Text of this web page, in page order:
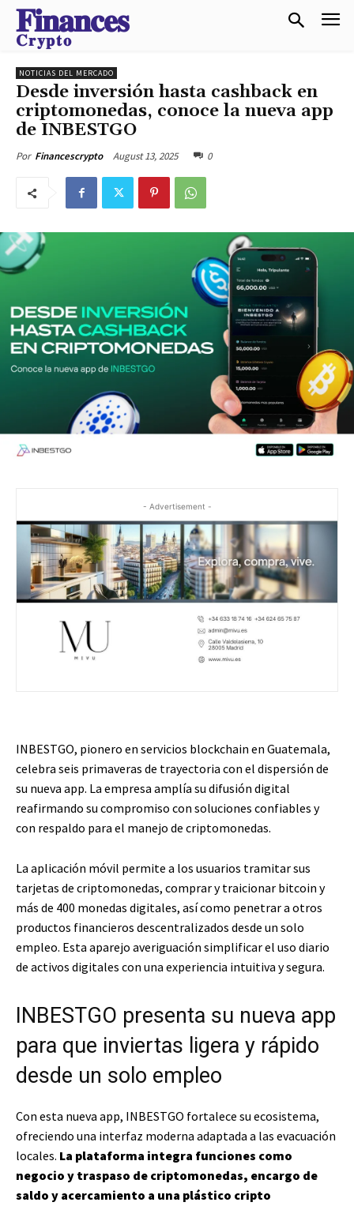
𝐅𝐢𝐧𝐚𝐧𝐜𝐞𝐬
𝐂𝐫𝐲𝐩𝐭𝐨
NOTICIAS DEL MERCADO
Desde inversión hasta cashback en
criptomonedas, conoce la nueva app
de INBESTGO
Por Financescrypto August 13, 2025 0
- Advertisement -
INBESTGO, pionero en servicios blockchain en Guatemala,
celebra seis primaveras de trayectoria con el dispersión de
su nueva app. La empresa amplía su difusión digital
reafirmando su compromiso con soluciones confiables y
con respaldo para el manejo de criptomonedas.
La aplicación móvil permite a los usuarios tramitar sus
tarjetas de criptomonedas, comprar y traicionar bitcoin y
más de 400 monedas digitales, así como penetrar a otros
productos financieros descentralizados desde un solo
empleo. Esta aparejo averiguación simplificar el uso diario
de activos digitales con una experiencia intuitiva y segura.
INBESTGO presenta su nueva app
para que inviertas ligera y rápido
desde un solo empleo
Con esta nueva app, INBESTGO fortalece su ecosistema,
ofreciendo una interfaz moderna adaptada a las evacuación
locales. La plataforma integra funciones como
negocio y traspaso de criptomonedas, encargo de
saldo y acercamiento a una plástico cripto